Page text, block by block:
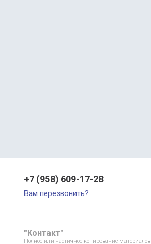
+7 (958) 609-17-28
Вам перезвонить?
"Контакт"
Полное или частичное копирование материалов